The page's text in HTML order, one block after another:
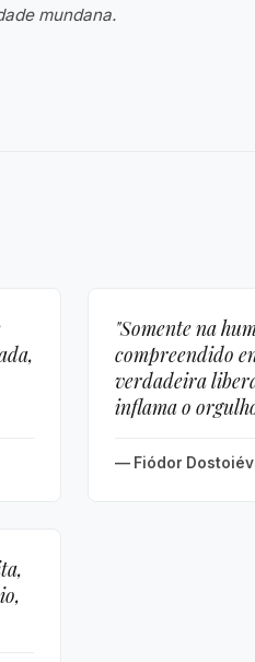
mundana.
"Somente na
compreendido
verdadeira
inflama o
— Fiódor